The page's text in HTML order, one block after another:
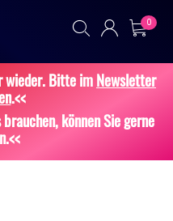
0
wieder. Bitte imNewsletter
.<<
können Sie gerne